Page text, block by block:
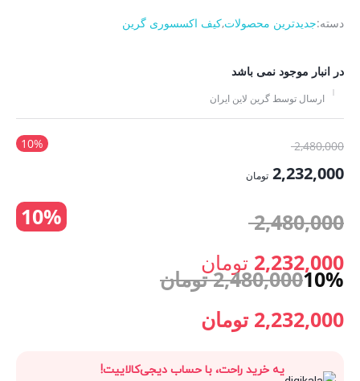
دسته:جدیدترین محصولات,کیف اکسسوری گرین
در انبار موجود نمی باشد
ارسال توسط گرین لاین ایران
10% 2,480,000قیمت
اصلی:
بود.
2,232,000 تومان
فعلی:
10% 2,480,000
اصلی: 2,232,000 تومان
10%
2,480,000 تومان
قیمت
2,232,000 تومان
فعلی:
یه خرید راحت، با حساب دیجی‌کالاییت!